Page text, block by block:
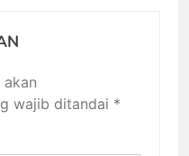
wajib ditandai *